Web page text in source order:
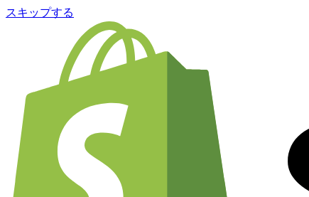
スキップする